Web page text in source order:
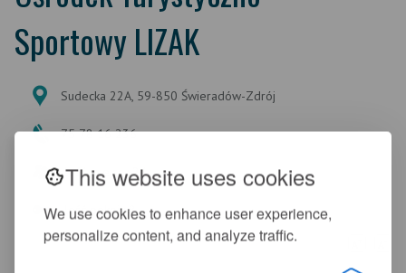
This website uses cookies
We use cookies to enhance user experience,
personalize content, and analyze traffic.
Sportowy LIZAK
Sudecka 22A, 59-850 Świeradów-Zdrój
75 78 16 236
Ilość miejsc : 24
Ilość pokoi : 8